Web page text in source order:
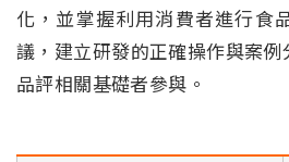
化，並掌握利用消費者進行食
議，建立研發的正確操作與案
品評相關基礎者參與。